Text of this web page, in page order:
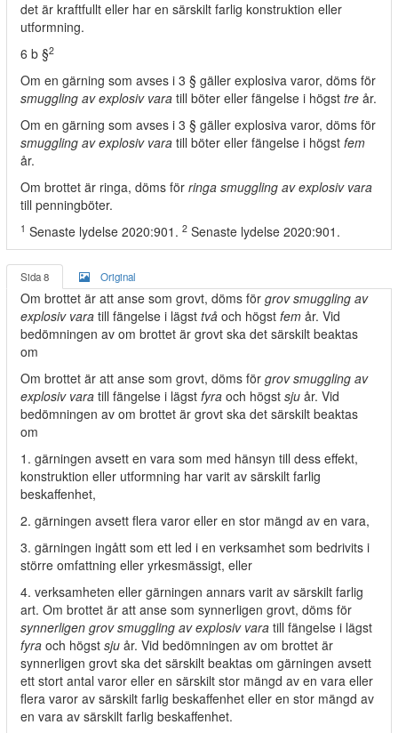
det är kraftfullt eller har en särskilt farlig konstruktion eller
utformning.
6 b §2
Om en gärning som avses i 3 § gäller explosiva varor, döms för
smuggling av explosiv vara till böter eller fängelse i högst tre år.
Om en gärning som avses i 3 § gäller explosiva varor, döms för
smuggling av explosiv vara till böter eller fängelse i högst fem
år.
Om brottet är ringa, döms för ringa smuggling av explosiv vara
till penningböter.
1 Senaste lydelse 2020:901. 2 Senaste lydelse 2020:901.
Sida 8 Original
Om brottet är att anse som grovt, döms för grov smuggling av
explosiv vara till fängelse i lägst två och högst fem år. Vid
bedömningen av om brottet är grovt ska det särskilt beaktas
om
Om brottet är att anse som grovt, döms för grov smuggling av
explosiv vara till fängelse i lägst fyra och högst sju år. Vid
bedömningen av om brottet är grovt ska det särskilt beaktas
om
1. gärningen avsett en vara som med hänsyn till dess effekt,
konstruktion eller utformning har varit av särskilt farlig
beskaffenhet,
2. gärningen avsett flera varor eller en stor mängd av en vara,
3. gärningen ingått som ett led i en verksamhet som bedrivits i
större omfattning eller yrkesmässigt, eller
4. verksamheten eller gärningen annars varit av särskilt farlig
art. Om brottet är att anse som synnerligen grovt, döms för
synnerligen grov smuggling av explosiv vara till fängelse i lägst
fyra och högst sju år. Vid bedömningen av om brottet är
synnerligen grovt ska det särskilt beaktas om gärningen avsett
ett stort antal varor eller en särskilt stor mängd av en vara eller
flera varor av särskilt farlig beskaffenhet eller en stor mängd av
en vara av särskilt farlig beskaffenhet.